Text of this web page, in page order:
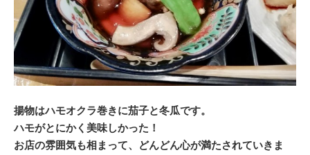
揚物はハモオクラ巻きに茄子と冬瓜です。
ハモがとにかく美味しかった！
お店の雰囲気も相まって、どんどん心が満たされていきま